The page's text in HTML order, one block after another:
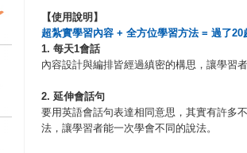
【使用說明】
超紮實學習內容 + 全方位學習方法= 過了20
1. 每天1會話
內容設計與編排皆經過縝密的構思，讓學習
2. 延伸會話句
要用英語會話句表達相同意思，其實有許多
法，讓學習者能一次學會不同的說法。